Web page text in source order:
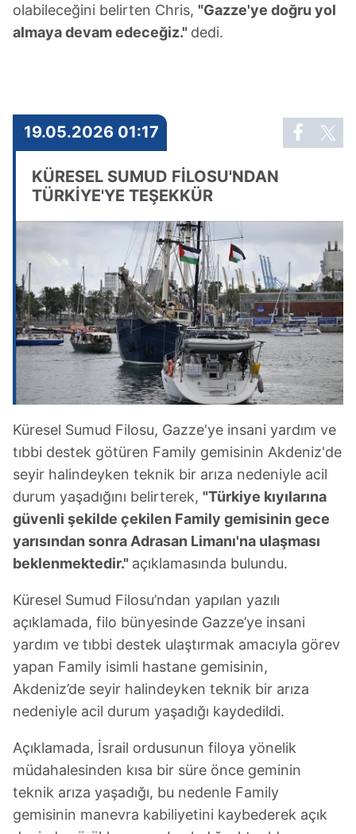
olabileceğini belirten Chris, "Gazze'ye doğru yol
almaya devam edeceğiz." dedi.
19.05.2026 01:17
KÜRESEL SUMUD FİLOSU'NDAN
TÜRKİYE'YE TEŞEKKÜR
Küresel Sumud Filosu, Gazze'ye insani yardım ve
tıbbi destek götüren Family gemisinin Akdeniz'de
seyir halindeyken teknik bir arıza nedeniyle acil
durum yaşadığını belirterek, "Türkiye kıyılarına
güvenli şekilde çekilen Family gemisinin gece
yarısından sonra Adrasan Limanı'na ulaşması
beklenmektedir." açıklamasında bulundu.
Küresel Sumud Filosu’ndan yapılan yazılı
açıklamada, filo bünyesinde Gazze’ye insani
yardım ve tıbbi destek ulaştırmak amacıyla görev
yapan Family isimli hastane gemisinin,
Akdeniz’de seyir halindeyken teknik bir arıza
nedeniyle acil durum yaşadığı kaydedildi.
Açıklamada, İsrail ordusunun filoya yönelik
müdahalesinden kısa bir süre önce geminin
teknik arıza yaşadığı, bu nedenle Family
gemisinin manevra kabiliyetini kaybederek açık